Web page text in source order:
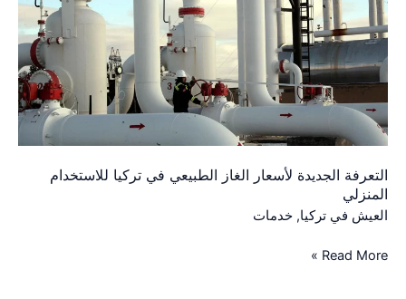
التعرفة الجديدة لأسعار الغاز الطبيعي في تركيا للاستخدام
المنزلي
العيش في تركيا, خدمات
الغاز
الطبيعي
تركيا
للاستخدام
المنزلي
Read More »